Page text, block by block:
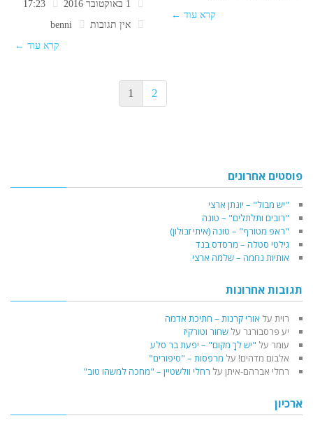
קרא עוד ←
אין תגובות
benni
קרא עוד ←
1 2
פוסטים אחרונים
"יש מבול" – יונתן ארצי
"רובים ותלתלים" – טונה
"ראפ מטורף" – טונה (איתי זבולון)
גילטי סטלה – מרסדס בנד
אותיות נחמה – שלמה ארצי
תגובות אחרונות
רוית על אורי קרנות – חתיכת אדמה
יע פרסבורגר על שחור וטורקיז
עומר על "יש לךָ מקום" – יפעת בר סלע
אלבום מדהים! על מרפסות – "סיפורים"
רחלי אברהם-איתן על רחלי וולשטיין – "מחכה למשהו טוב"
ארכיון